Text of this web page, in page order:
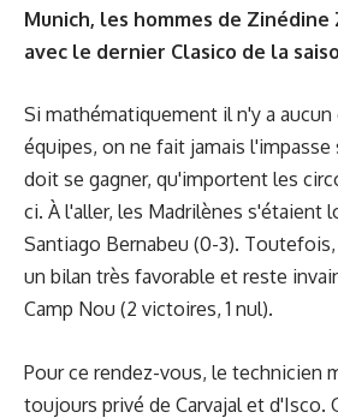
Munich, les hommes de
avec le dernier Clasico de la
Si mathématiquement il n'y a
équipes, on ne fait jamais l'impasse
doit se gagner, qu'importent les
ci. À l'aller, les Madrilènes s'étaient
Santiago Bernabeu (0-3).
un bilan très favorable et reste
Camp Nou (2 victoires, 1 nul).
Pour ce rendez-vous, le technicien
toujours privé de Carvajal et d'Isco.